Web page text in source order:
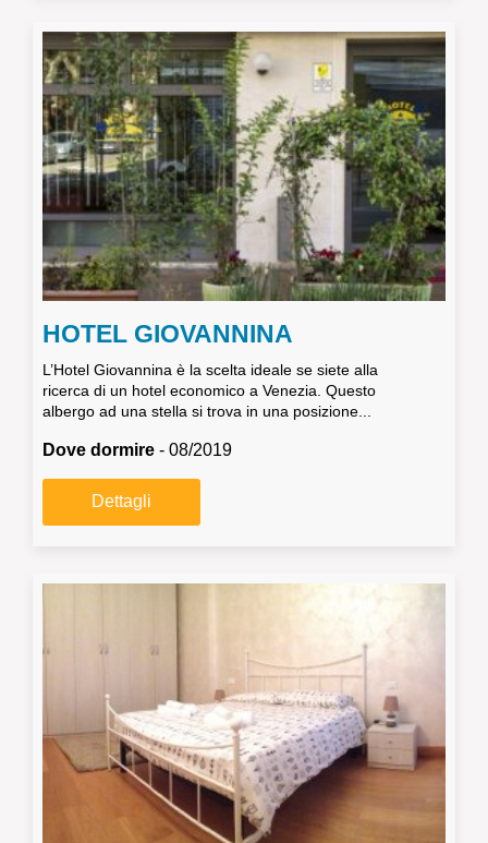
HOTEL GIOVANNINA
L’Hotel Giovannina è la scelta ideale se siete alla
ricerca di un hotel economico a Venezia. Questo
albergo ad una stella si trova in una posizione...
Dove dormire - 08/2019
Dettagli